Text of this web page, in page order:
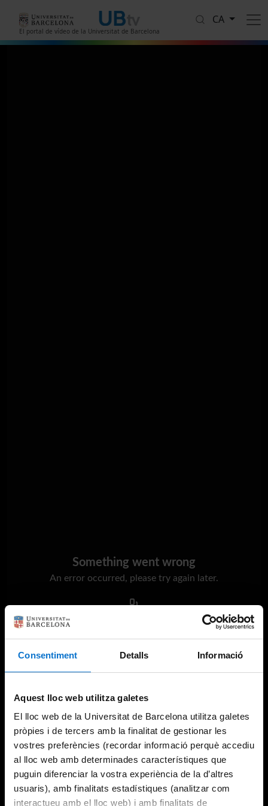
Consentiment Detalls Informació
Aquest lloc web utilitza galetes
El lloc web de la Universitat de Barcelona utilitza galetes
pròpies i de tercers amb la finalitat de gestionar les
vostres preferències (recordar informació perquè accediu
al lloc web amb determinades característiques que
puguin diferenciar la vostra experiència de la d’altres
usuaris), amb finalitats estadístiques (analitzar com
interactueu amb el lloc web) i amb finalitats de
El portal de vídeo de la Universitat de Barcelona
CA
Something went wrong
An error occurred, please try again later.